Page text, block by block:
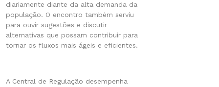
diariamente diante da alta demanda da
população. O encontro também serviu
para ouvir sugestões e discutir
alternativas que possam contribuir para
tornar os fluxos mais ágeis e eficientes.
A Central de Regulação desempenha